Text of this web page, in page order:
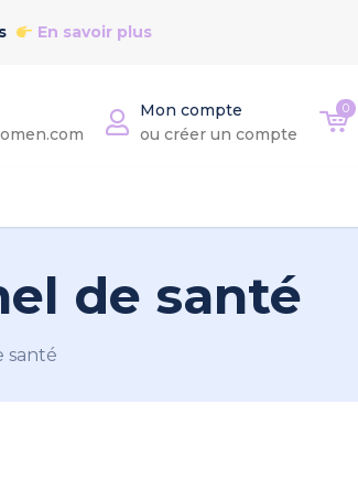
En savoir plus
Mon compte
ou créer un compte
0
de santé
santé